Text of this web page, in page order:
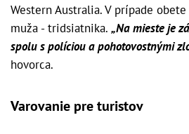
Western Australia. V prípade
muža - tridsiatnika. „Na mieste je
spolu s políciou a pohotovostnými
hovorca.
Varovanie pre turistov